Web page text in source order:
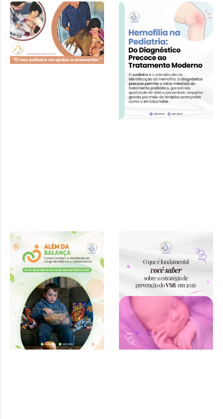
Cartilha SPDF –
Pediatra e
Amamentação
Conduzir a
Obesidade ao
Longo da
Infância e
Adolescência”